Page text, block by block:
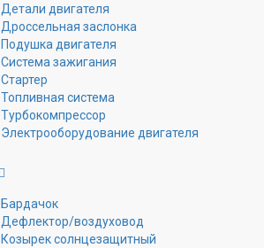
Детали двигателя
Дроссельная заслонка
Подушка двигателя
Система зажигания
Стартер
Топливная система
Турбокомпрессор
Электрооборудование двигателя
Бардачок
Дефлектор/воздуховод
Козырек солнцезащитный